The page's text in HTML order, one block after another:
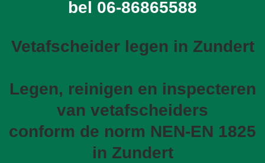
bel 06-86865588
Vetafscheider legen in Zundert
Legen, reinigen en inspecteren
van vetafscheiders
conform de norm NEN-EN 1825
in Zundert